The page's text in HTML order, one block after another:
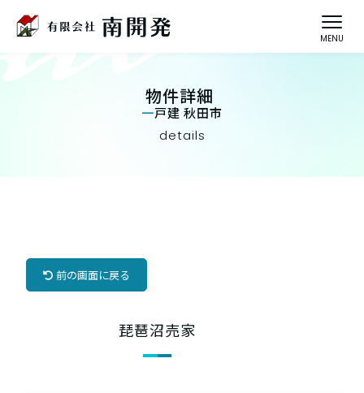
物件詳細
一戸建 秋田市
details
前の画面に戻る
琵琶沼売家